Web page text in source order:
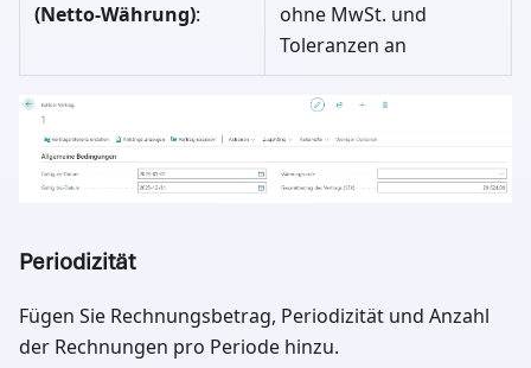
(Netto-Währung):
ohne MwSt. und
Toleranzen an
Periodizität
Fügen Sie Rechnungsbetrag, Periodizität und Anzahl
der Rechnungen pro Periode hinzu.